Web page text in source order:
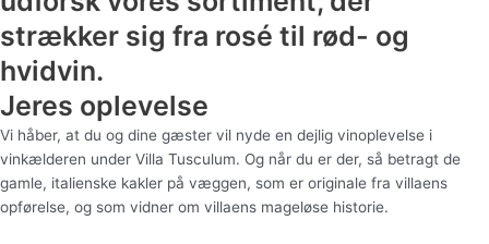
strækker sig fra rosé til rød- og
hvidvin.
Jeres oplevelse
Vi håber, at du og dine gæster vil nyde en dejlig vinoplevelse i
vinkælderen under Villa Tusculum. Og når du er der, så betragt de
gamle, italienske kakler på væggen, som er originale fra villaens
opførelse, og som vidner om villaens mageløse historie.